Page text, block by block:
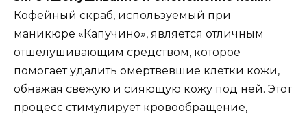
Кофейный скраб, используемый при
маникюре «Капучино», является отличным
отшелушивающим средством, которое
помогает удалить омертвевшие клетки кожи,
обнажая свежую и сияющую кожу под ней. Этот
процесс стимулирует кровообращение,